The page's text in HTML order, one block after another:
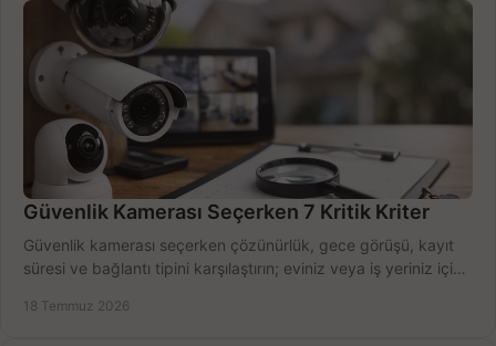
Güvenlik Kamerası Seçerken 7 Kritik Kriter
Güvenlik kamerası seçerken çözünürlük, gece görüşü, kayıt
süresi ve bağlantı tipini karşılaştırın; eviniz veya iş yeriniz için
18 Temmuz 2026